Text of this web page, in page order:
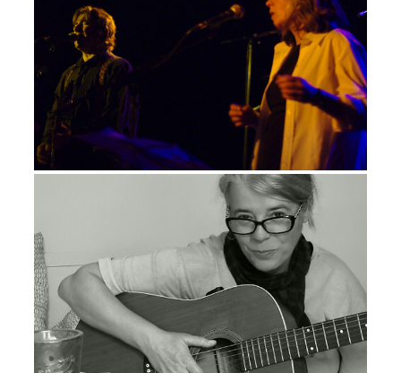
titre inaugural en rien n’augure
des riches contrastes et infinies
nuances ici déclinées en seize
morceaux lettrés, composés
avec le multi-instrumentiste
Christophe Jouanno
, ce
dernier travaillant en parallèle
sur le futur projet deFred
: qu’il s’agisse de
récitations apaisées / habitées,
sur fond de guitares électriques
réverbérées et d’arrangements
aventureux (Tous univers,Rêves de